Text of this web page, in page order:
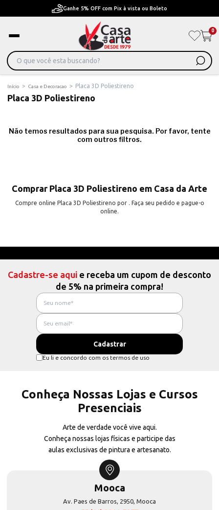
Ganhe 5% OFF com Pix à vista ou Boleto
0
Início > Casa e Decoracao > Placa 3D Poliestireno
Placa 3D Poliestireno
Não temos resultados para sua pesquisa. Por favor, tente
com outros filtros.
Comprar Placa 3D Poliestireno em Casa da Arte
Compre online Placa 3D Poliestireno por . Faça seu pedido e pague-o
online.
Cadastre-se aqui e receba um cupom de desconto
de 5% na primeira compra!
Eu li e concordo com os termos de uso
Conheça Nossas Lojas e Cursos
Presenciais
Arte de verdade você vive aqui.
Conheça nossas lojas físicas e participe das
aulas exclusivas de pintura e artesanato.
Mooca
Av. Paes de Barros, 2950, Mooca